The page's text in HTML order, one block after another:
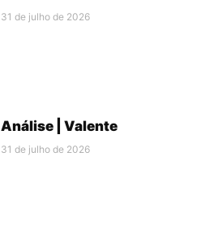
31 de julho de 2026
Análise | Valente
31 de julho de 2026